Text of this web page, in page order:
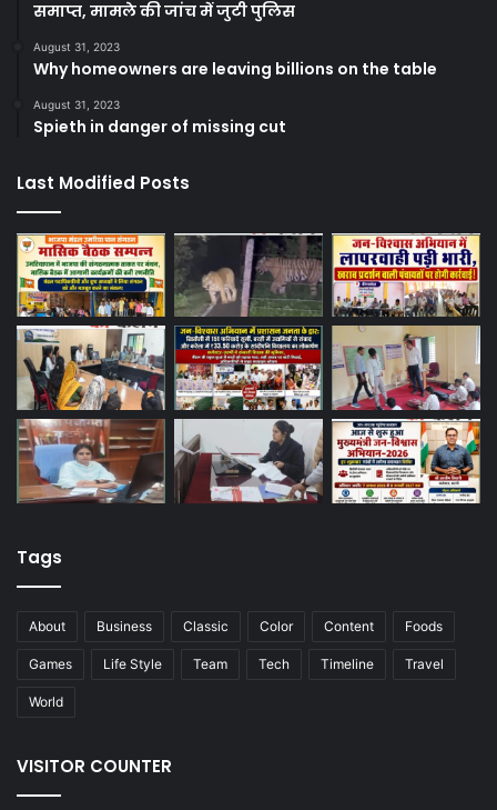
समाप्त, मामले की जांच में जुटी पुलिस
August 31, 2023
Why homeowners are leaving billions on the table
August 31, 2023
Spieth in danger of missing cut
Last Modified Posts
Tags
About Business Classic Color Content Foods
Games Life Style Team Tech Timeline Travel
World
VISITOR COUNTER